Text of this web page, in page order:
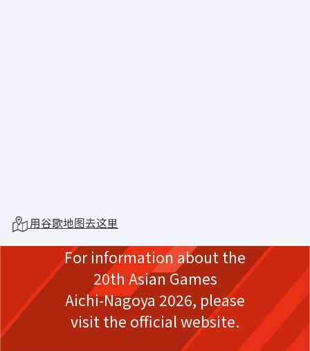
用谷歌地图去这里
For information about the
20th Asian Games
Aichi-Nagoya 2026, please
visit the official website.